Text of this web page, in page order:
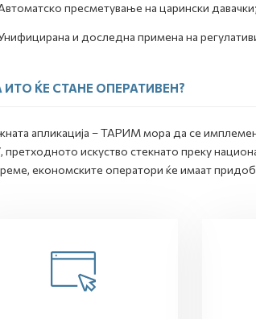
пресметување на царински давачки;
и доследна примена на
ИТО ЌЕ СТАНЕ ОПЕРАТИВЕН?
апликација – ТАРИМ мора да се
претходното искуство стекнато преку
економските оператори ќе имаат